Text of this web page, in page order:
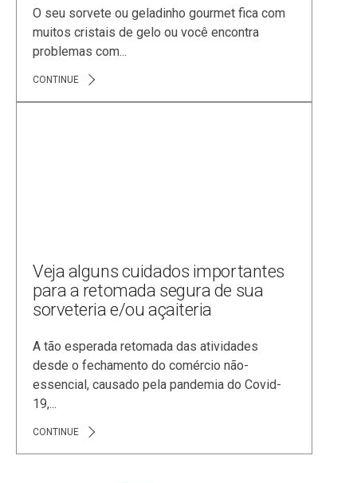
O seu sorvete ou geladinho gourmet fica com
muitos cristais de gelo ou você encontra
problemas com...
CONTINUE
Veja alguns cuidados importantes
para a retomada segura de sua
sorveteria e/ou açaiteria
A tão esperada retomada das atividades
desde o fechamento do comércio não-
essencial, causado pela pandemia do Covid-
19,...
CONTINUE